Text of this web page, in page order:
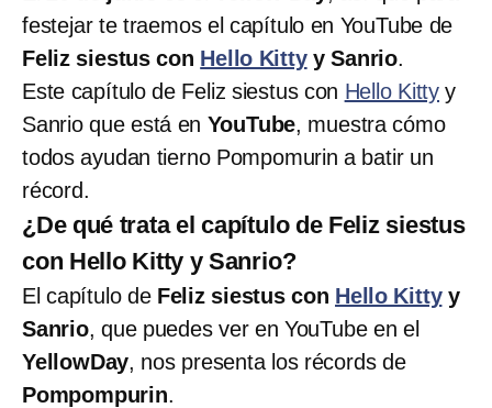
festejar te traemos el capítulo en YouTube de
Feliz siestus con Hello Kittyy Sanrio.
Este capítulo de Feliz siestus con Hello Kitty y
Sanrio que está en YouTube, muestra cómo
todos ayudan tierno Pompomurin a batir un
récord.
¿De qué trata el capítulo de Feliz siestus
con Hello Kitty y Sanrio?
El capítulo de Feliz siestus con Hello Kittyy
Sanrio, que puedes ver en YouTube en el
YellowDay, nos presenta los récords de
Pompompurin.